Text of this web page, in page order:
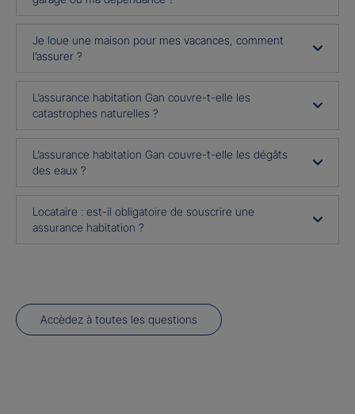
Je loue une maison pour mes vacances, comment
l’assurer ?
L’assurance habitation Gan couvre-t-elle les
catastrophes naturelles ?
L’assurance habitation Gan couvre-t-elle les dégâts
des eaux ?
Locataire : est-il obligatoire de souscrire une
assurance habitation ?
Accèdez à toutes les questions